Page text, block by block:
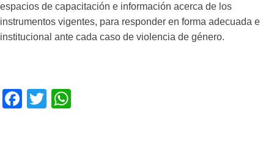
espacios de capacitación e información acerca de los
instrumentos vigentes, para responder en forma adecuada e
institucional ante cada caso de violencia de género.
F
T